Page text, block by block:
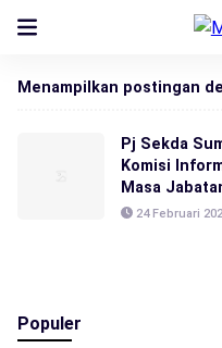
Menampilkan postingan
Pj Sekda
Komisi
Masa
24 Februari
Populer